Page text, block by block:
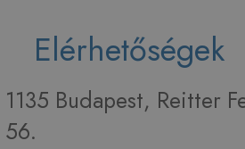
Elérhetőségek
1135 Budapest, Reitter
56.